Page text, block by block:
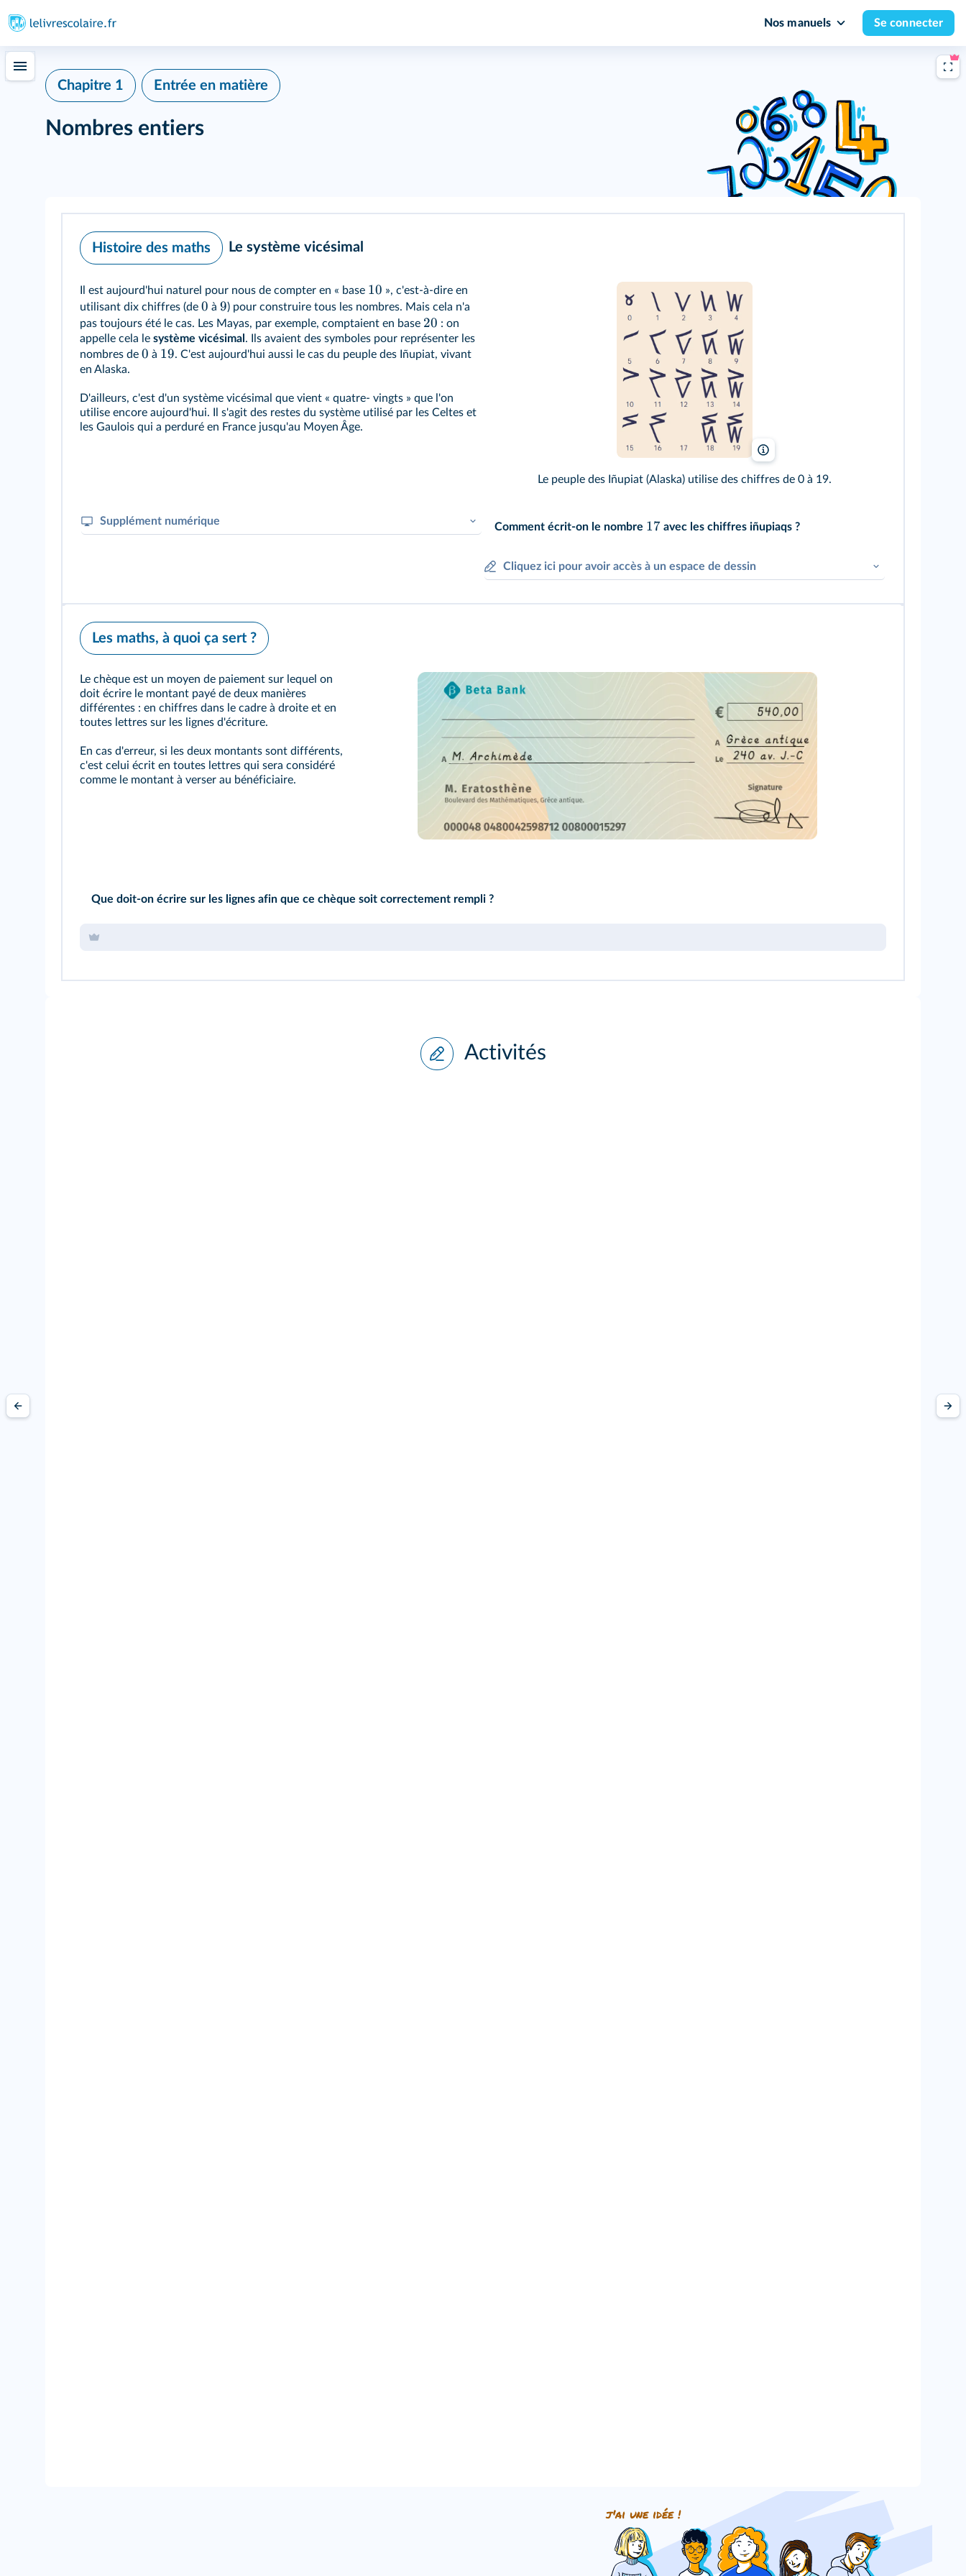
Nos manuels Se connecter
Chapitre 1 Entrée en matière
Nombres entiers
Histoire des maths Le système vicésimal
Il est aujourd'hui naturel pour nous de compter en « base 10 », c'est-à-dire en
utilisant dix chiffres (de 0 à 9) pour construire tous les nombres. Mais cela n'a
pas toujours été le cas. Les Mayas, par exemple, comptaient en base 20 : on
appelle cela le système vicésimal . Ils avaient des symboles pour représenter les
nombres de 0 à 19. C'est aujourd'hui aussi le cas du peuple des Iñupiat, vivant
en Alaska.
D'ailleurs, c'est d'un système vicésimal que vient « quatre- vingts » que l'on
utilise encore aujourd'hui. Il s'agit des restes du système utilisé par les Celtes et
les Gaulois qui a perduré en France jusqu'au Moyen Âge.
Le peuple des Iñupiat (Alaska) utilise des chiffres de 0 à 19.
Supplément numérique Comment écrit-on le nombre 17 avec les chiffres iñupiaqs ?
Cliquez ici pour avoir accès à un espace de dessin
Les maths, à quoi ça sert ?
Le chèque est un moyen de paiement sur lequel on
doit écrire le montant payé de deux manières
différentes : en chiffres dans le cadre à droite et en
toutes lettres sur les lignes d'écriture.
En cas d'erreur, si les deux montants sont différents,
c'est celui écrit en toutes lettres qui sera considéré
comme le montant à verser au bénéficiaire.
Que doit-on écrire sur les lignes afin que ce chèque soit correctement rempli ?
Activités
j'ai une idée !